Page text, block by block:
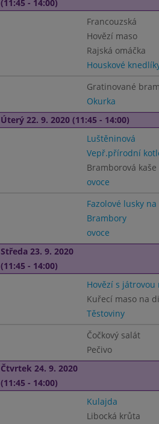
(11:45 - 14:00)
Francouzská
Hovězí maso
Rajská omáčka
Houskové
Gratinované
Okurka
Úterý 22. 9. 2020 (11:45 - 14:00)
Luštěninová
Vepř.přírodní
Bramborová
ovoce
Fazolové lusky
Brambory
ovoce
Středa 23. 9. 2020
(11:45 - 14:00)
Hovězí s játrovou
Kuřecí maso na
Těstoviny
Čočkový salát
Pečivo
Čtvrtek 24. 9. 2020
(11:45 - 14:00)
Kulajda
Libocká krůta